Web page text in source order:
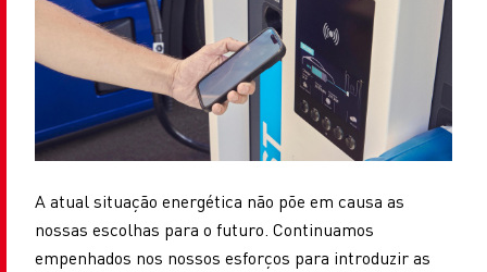
A atual situação energética não põe em causa as
nossas escolhas para o futuro. Continuamos
empenhados nos nossos esforços para introduzir as